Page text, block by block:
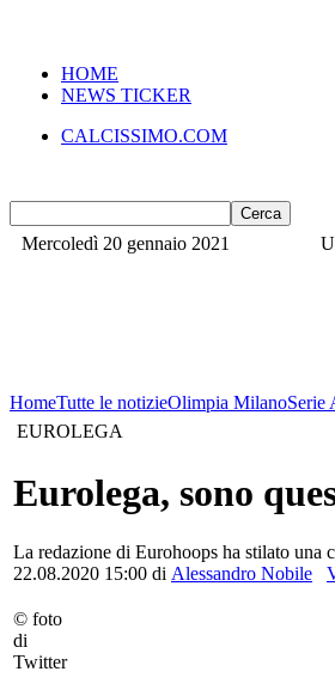
HOME
NEWS TICKER
CALCISSIMO.COM
Mercoledì 20 gennaio 2021
HomeTutte le notizieOlimpia MilanoSerie
EUROLEGA
Eurolega, sono
La redazione di Eurohoops ha stilato una
22.08.2020 15:00 di Alessandro Nobile
© foto
di
Twitter